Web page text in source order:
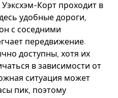
Корт проходит в
удобные дороги,
с соседними
передвижение.
доступны, хотя их
в зависимости от
ситуация может
пик, поэтому